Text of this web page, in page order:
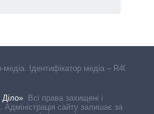
Ідентифікатор медіа – R40-
Діло». Всі права захищені і
сайту залишає за